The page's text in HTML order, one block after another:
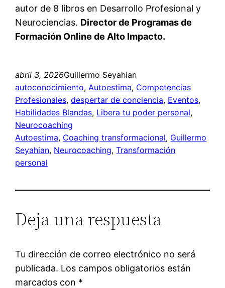
autor de 8 libros en Desarrollo Profesional y
Neurociencias. Director de Programas de
Formación Online de Alto Impacto.
abril 3, 2026Guillermo Seyahian
autoconocimiento, Autoestima, Competencias
Profesionales, despertar de conciencia, Eventos
Habilidades Blandas, Libera tu poder personal
Neurocoaching
Autoestima, Coaching transformacional, Guillermo
Seyahian, Neurocoaching, Transformación
personal
Deja una respuesta
Tu dirección de correo electrónico no será
publicada. Los campos obligatorios están
marcados con *